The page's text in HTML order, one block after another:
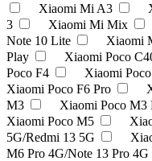
Xiaomi Mi A3
3
Xiaomi Mi Mix
Note 10 Lite
Xiaomi
Play
Xiaomi Poco
Poco F4
Xiaomi
Xiaomi Poco F6 Pro
M3
Xiaomi Poco M3
Xiaomi Poco M5
5G/Redmi 13 5G
M6 Pro 4G/Note 13 Pro 4G